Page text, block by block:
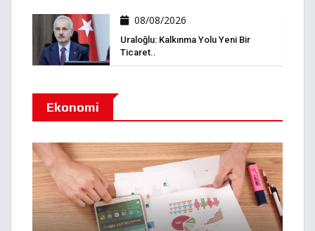
08/08/2026
Uraloğlu: Kalkınma Yolu Yeni Bir
Ticaret..
Ekonomi